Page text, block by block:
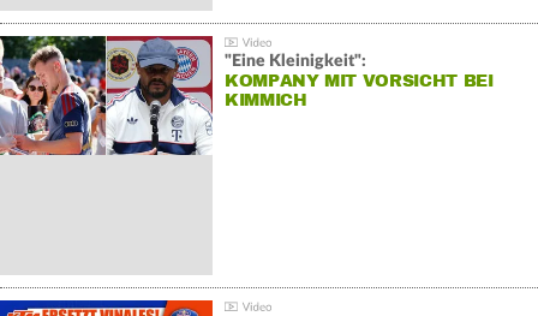
"Eine Kleinigkeit":
KOMPANY MIT VORSICHT BEI
KIMMICH